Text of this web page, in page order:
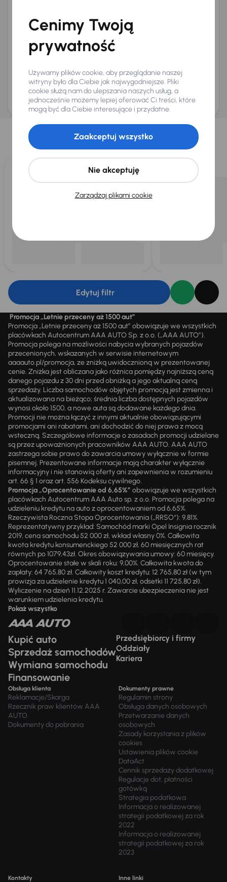
Chcę otrzymywać informacje o ofertach rabatowych
Na e-mail(opcjonalnie)
Na numer telefonu(opcjonalnie)
Zwracamy uwagę, że umówienie spotkania nie jest równoznaczne z rezerwacją
ani zagwarantowaną dostępnością pojazdu. AURES Holdings a.s., z siedzibą
Dopraváků 874/15, Čimice, 184 00 Praga 8, będzie przechowywać i przetwarzać
Twoje dane osobowe zgodnie z zasadami ochrony i przetwarzania
danych
osobowych.
Wybraliśmy dla Ciebie
Wybieramy dla Ciebie najlepsze pojazdy
z naszej oferty. Kupimy
dla Ciebiedo 400 pojazdówkażdego dnia.
Edytuj filtr
Promocja „Letnie przeceny aż 1500 aut”
Promocja „Letnie przeceny aż 1500 aut” obowiązuje we wszystkich
placówkach Autocentrum AAA AUTO Sp. z o.o. („AAA AUTO”).
Promocja polega na możliwości nabycia wybranych pojazdów
przecenionych, wskazanych w serwisie internetowym
aaaauto.pl/promocja, ze zniżką uwidocznioną w prezentowanej
cenie. Zniżka jest obliczana jako różnica pomiędzy najniższą ceną
danego pojazdu z 30 dni przed obniżką a jego aktualną ceną
sprzedaży. Liczba samochodów objętych promocją jest zmienna i
aktualizowana na bieżąco; średnia liczba dostępnych pojazdów
wynosi około 1500, a nowe auta są dodawane każdego dnia.
Promocji nie można łączyć z innymi aktualnie obowiązującymi
promocjami ani rabatami, ani dochodzić do niej prawa z mocą
wsteczną. Szczegółowe informacje o zasadach promocji udzielane
są przez upoważnionych pracowników AAA AUTO. AAA AUTO
zastrzega sobie prawo do zawarcia umowy wyłącznie w formie
pisemnej. Prezentowane informacje mają charakter wyłącznie
informacyjny i nie stanowią oferty ani zapewnienia w rozumieniu
art. 66 § 1 oraz art. 556 Kodeksu cywilnego.
Promocja „Oprocentowanie od 6,65%” obowiązuje we wszystkich
placówkach Autocentrum AAA Auto sp. z o.o. Promocja polega na
udzieleniu kredytu na auto z oprocentowaniem od 6,65%.
Rzeczywista Roczna Stopa Oprocentowania („RRSO“): 9,81%.
Reprezentatywny przykład: Samochód marki Opel Insignia rocznik
2019, cena samochodu 52 000 zł, wkład własny 0%. Całkowita
kwota kredytu konsumenckiego 52 000 zł, 60 miesięcznych rat
równych po 1079,43zł. Okres obowiązywania umowy: 60 miesięcy.
Oprocentowanie stałe w skali roku: 9,00%. Całkowita kwota do
zapłaty: 64 765,80 zł. Całkowity koszt kredytu: 12 765,80 zł (w tym
prowizja za udzielenie kredytu 1 040,00 zł, odsetki 11 725,80 zł).
Wyliczenie na dzień 11.12.2025 r. Zawarcie ubezpieczenia nie jest
warunkiem udzielenia kredytu.
Pokaż wszystko
Kupić auto
Sprzedaż samochodów
Wymiana samochodu
Finansowanie
Przedsiębiorcy i firmy
Oddziały
Kariera
Obsługa klienta
Reklamacje/Skarga
Rzecznik praw klientów AAA
AUTO
Dokumenty do pobrania
Dokumenty prawne
Regulamin strony
Obsługa danych osobowych
Przetwarzanie danych
osobowych
Zasady korzystania z plików
cookies
Ustawienia plików cookie
DataAct
Cennik sprzedaży dodatkowej
Regulacje dot. płatności
gotówką
Strategia podatkowa
Informacja o realizowanej
strategii podatkowej za rok
2022
Informacja o realizowanej
strategii podatkowej za rok
2023
Kontakty Inne linki
Cenimy Twoją
prywatność
Używamy plików cookie, aby przeglądanie naszej
witryny było dla Ciebie jak najwygodniejsze. Pliki
cookie służą nam do ulepszania naszych usług, a
jednocześnie możemy lepiej oferować Ci treści, które
mogą być dla Ciebie interesujące i przydatne.
Zarządzaj plikami cookie
Nie akceptuję
Zaakceptuj wszystko